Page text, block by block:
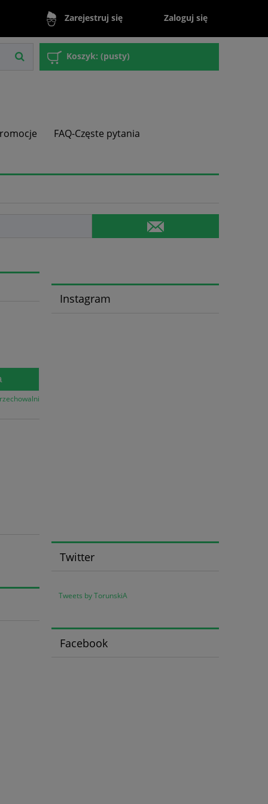
Zarejestruj się Zaloguj się
Koszyk: (pusty)
FAQ-Częste pytania
Instagram
Twitter
Tweets by TorunskiA
Facebook